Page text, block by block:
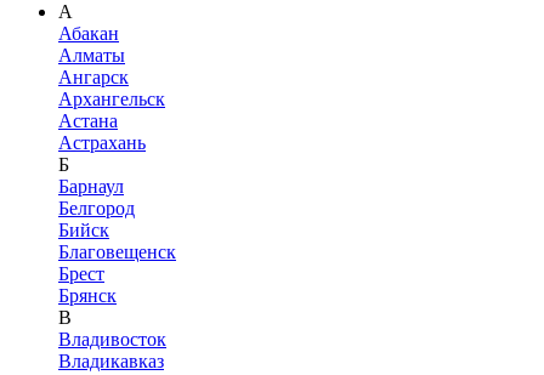
А
Абакан
Алматы
Ангарск
Архангельск
Астана
Астрахань
Б
Барнаул
Белгород
Бийск
Благовещенск
Брест
Брянск
В
Владивосток
Владикавказ